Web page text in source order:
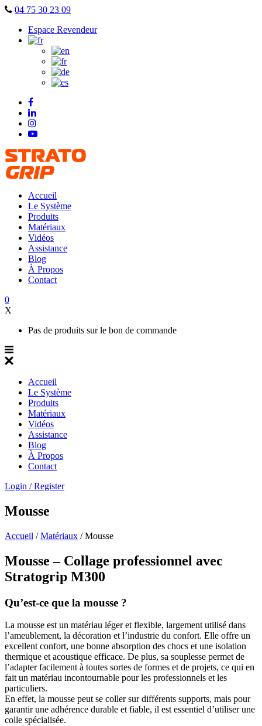
Skip
content
04 75 30 23 09
Espace Revendeur
Accueil
Le Système
Produits
Matériaux
Vidéos
Assistance
Blog
À Propos
Contact
0
X
Pas de produits sur le bon de commande
Accueil
Le Système
Produits
Matériaux
Vidéos
Assistance
Blog
À Propos
Contact
Login / Register
Mousse
Accueil /Matériaux /Mousse
Mousse – Collage professionnel avec
Stratogrip M300
Qu’est-ce que la mousse ?
La mousse est un matériau léger et flexible, largement utilisé dans
l’ameublement, la décoration et l’industrie du confort. Elle offre un
excellent confort, une bonne absorption des chocs et une isolation
thermique et acoustique efficace. De plus, sa souplesse permet de
l’adapter facilement à toutes sortes de formes et de projets, ce qui en
fait un matériau incontournable pour les professionnels et les
particuliers.
En effet, la mousse peut se coller sur différents supports, mais pour
garantir une adhérence durable et fiable, il est essentiel d’utiliser une
colle spécialisée.